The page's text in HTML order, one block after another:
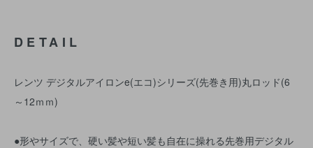
DETAIL
レンツ デジタルアイロンe(エコ)シリーズ(先巻き用)丸ロッド(6
～12ｍｍ)
●形やサイズで、硬い髪や短い髪も自在に操れる先巻用デジタル